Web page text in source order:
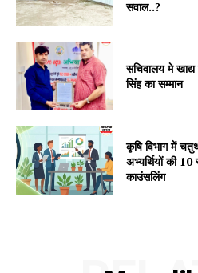
Vishwasniya
सवाल..?
सचिवालय मे
सिंह का सम्मान
कृषि विभाग में
अभ्यर्थियों की
काउंसलिंग